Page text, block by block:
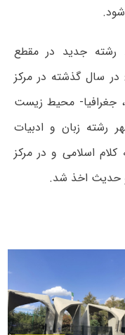
وی با اشاره به اخذ مجوز ایجاد ۶ رشته جدید در مقطع
۹۲، یادآور شد: در سال گذشته در مرکز
جغرافیا- محیط زیست
رشته زبان و ادبیات
اسلامی و در مرکز
و حدیث اخذ شد.